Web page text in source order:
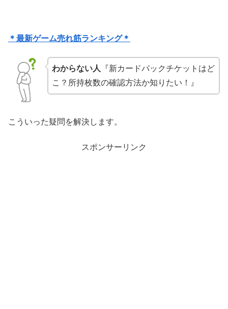
＊最新ゲーム売れ筋ランキング＊
わからない人 『新カードパックチケットはど
こ？所持枚数の確認方法か知りたい！』
こういった疑問を解決します。
スポンサーリンク